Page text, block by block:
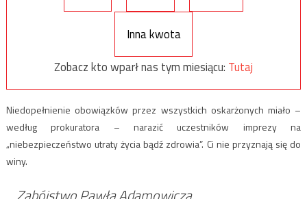
Inna kwota
Zobacz kto wparł nas tym miesiącu: Tutaj
Niedopełnienie obowiązków przez wszystkich oskarżonych miało –
według prokuratora – narazić uczestników imprezy na
„niebezpieczeństwo utraty życia bądź zdrowia”. Ci nie przyznają się do
winy.